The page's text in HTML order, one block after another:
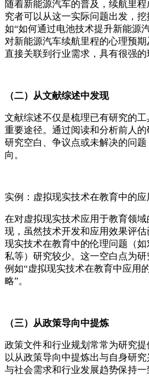
随着新能源汽车的普及，续航里
究者可以从这一实际问题出发，
如“如何通过电池技术提升新能源
对新能源汽车续航里程的心理预
直接关联到行业需求，具有很强的
（二）从文献综述中发现
文献综述不仅是梳理已有研究的
重要途径。通过阅读和分析前人
研究空白、争议点或未解决的问
向。
实例：虚拟现实技术在教育中的应
在对虚拟现实技术应用于教育领
现，虽然技术开发和应用效果评
现实技术在教育中的伦理问题（
私等）研究较少。这一空白点为研
例如“虚拟现实技术在教育中应用
略”。
（三）从政策导向中提炼
政策文件和行业规划常常为研究
以从政策导向中提炼出与自身研
与社会需求和行业发展趋势保持一